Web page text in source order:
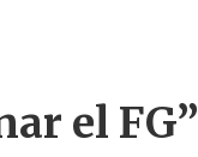
el FG”